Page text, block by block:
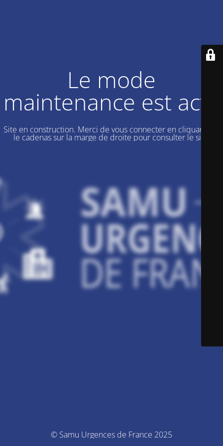
Le mode
maintenance est actif
Site en construction. Merci de vous connecter en cliquant sur
le cadenas sur la marge de droite pour consulter le site.
© Samu Urgences de France 2025